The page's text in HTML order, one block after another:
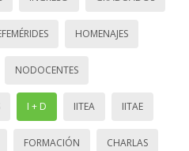
HOMENAJES
NODOCENTES
I + D IITEA IITAE
FORMACIÓN CHARLAS